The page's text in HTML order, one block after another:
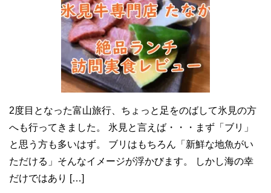
2度目となった富山旅行、ちょっと足をのばして氷見の方
へも行ってきました。 氷見と言えば・・・まず「ブリ」
と思う方も多いはず。 ブリはもちろん「新鮮な地魚がい
ただける」そんなイメージが浮かびます。 しかし海の幸
だけではあり […]